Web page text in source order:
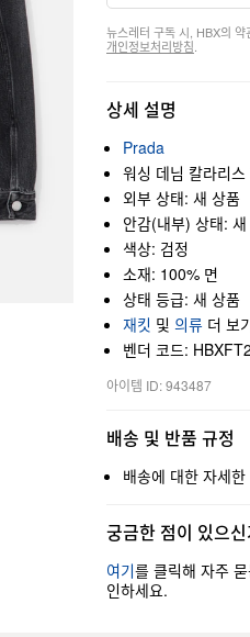
뉴스레터 구독 시, HBX의 약
개인정보처리방침
상세 설명
Prada
워싱 데님 칼라리스
외부 상태: 새 상품
안감(내부) 상태: 새
색상: 검정
소재: 100% 면
상태 등급: 새 상품
재킷 및 의류 더 보
벤더 코드:
아이템 ID: 943487
배송 및 반품 규정
배송에 대한 자세한
궁금한 점이 있으
여기를 클릭해 자주
인하세요.